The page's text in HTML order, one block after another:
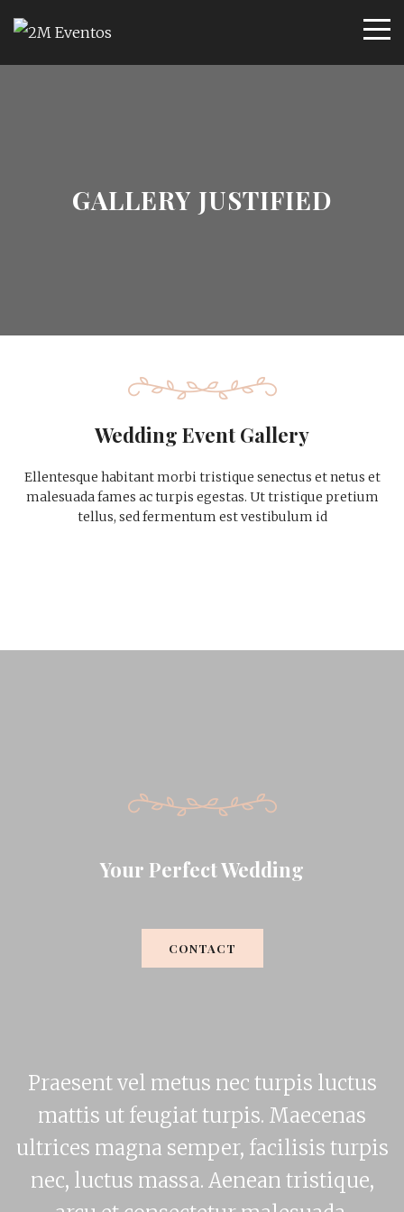
GALLERY JUSTIFIED
Wedding Event Gallery
Ellentesque habitant morbi tristique senectus et netus et
malesuada fames ac turpis egestas. Ut tristique pretium
tellus, sed fermentum est vestibulum id
Your Perfect Wedding
CONTACT
Praesent vel metus nec turpis luctus
mattis ut feugiat turpis. Maecenas
ultrices magna semper, facilisis turpis
nec, luctus massa. Aenean tristique,